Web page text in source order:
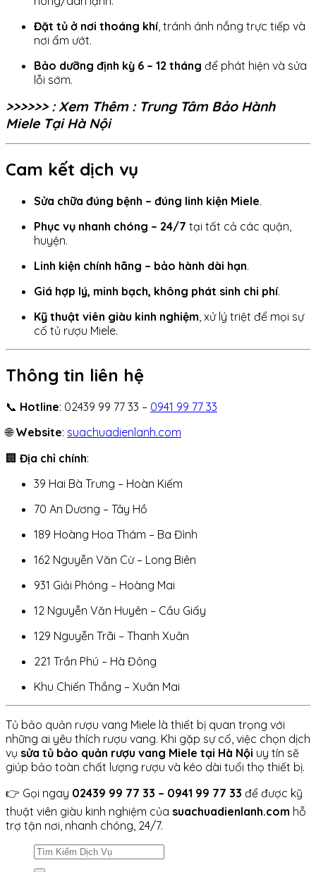
Đặt tủ ở nơi thoáng khí, tránh ánh nắng trực tiếp và
nơi ẩm ướt.
Bảo dưỡng định kỳ 6 – 12 tháng để phát hiện và sửa
lỗi sớm.
>>>>>> : Xem Thêm : Trung Tâm Bảo Hành
Miele Tại Hà Nội
Cam kết dịch vụ
Sửa chữa đúng bệnh – đúng linh kiện Miele.
Phục vụ nhanh chóng – 24/7 tại tất cả các quận,
huyện.
Linh kiện chính hãng – bảo hành dài hạn.
Giá hợp lý, minh bạch, không phát sinh chi phí.
Kỹ thuật viên giàu kinh nghiệm , xử lý triệt để mọi sự
cố tủ rượu Miele.
Thông tin liên hệ
📞 Hotline: 02439 99 77 33 – 0941 99 77 33
🌐Website: suachuadienlanh.com
🏢 Địa chỉ chính:
39 Hai Bà Trưng – Hoàn Kiếm
70 An Dương – Tây Hồ
189 Hoàng Hoa Thám – Ba Đình
162 Nguyễn Văn Cừ – Long Biên
931 Giải Phóng – Hoàng Mai
12 Nguyễn Văn Huyên – Cầu Giấy
129 Nguyễn Trãi – Thanh Xuân
221 Trần Phú – Hà Đông
Khu Chiến Thắng – Xuân Mai
Tủ bảo quản rượu vang Miele là thiết bị quan trọng với
những ai yêu thích rượu vang. Khi gặp sự cố, việc chọn dịch
vụ sửa tủ bảo quản rượu vang Miele tại Hà Nội uy tín sẽ
giúp bảo toàn chất lượng rượu và kéo dài tuổi thọ thiết bị.
👉 Gọi ngay 02439 99 77 33 – 0941 99 77 33 để được kỹ
thuật viên giàu kinh nghiệm của suachuadienlanh.com hỗ
trợ tận nơi, nhanh chóng, 24/7.